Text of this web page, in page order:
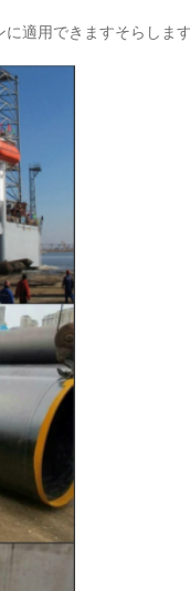
適用できますそらします